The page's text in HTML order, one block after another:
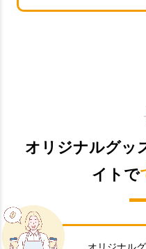
オリジナルグッ
イトで